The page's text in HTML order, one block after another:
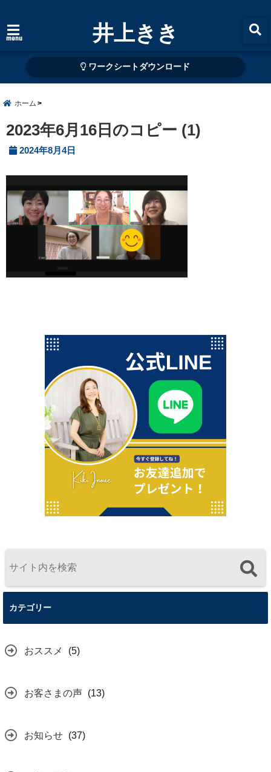
menu 井上きき
ワークシートダウンロード
ホーム
2023年6月16日のコピー (1)
2024年8月4日
カテゴリー
おススメ (5)
お客さまの声 (13)
お知らせ (37)